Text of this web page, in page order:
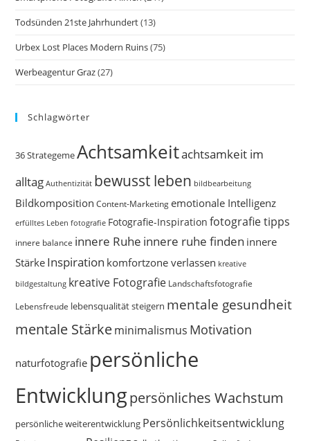
Todsünden 21ste Jahrhundert(13)
Urbex Lost Places Modern Ruins(75)
Werbeagentur Graz(27)
Schlagwörter
36 StrategemeAchtsamkeitachtsamkeit im
alltag Authentizität bewusst leben bildbearbeitung
Bildkomposition Content-Marketing emotionale Intelligenz
erfülltes Leben fotografie Fotografie-Inspiration fotografie tipps
innere balance innere Ruhe innere ruhe finden innere
Stärke Inspiration komfortzone verlassen kreative
bildgestaltung kreative Fotografie Landschaftsfotografie
Lebensfreude lebensqualität steigern mentale gesundheit
mentale Stärkeminimalismus Motivation
naturfotografie persönliche
Entwicklungpersönliches Wachstum
persönliche weiterentwicklung Persönlichkeitsentwicklung